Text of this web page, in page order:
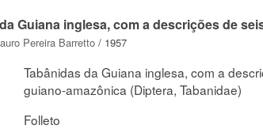
Guiana inglesa, com a descrições de
Pereira Barretto / 1957
Tabânidas da Guiana inglesa, com a
guiano-amazônica (Diptera, Tabanidae)
Folleto